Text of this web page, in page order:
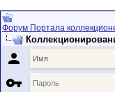
Форум Портала

